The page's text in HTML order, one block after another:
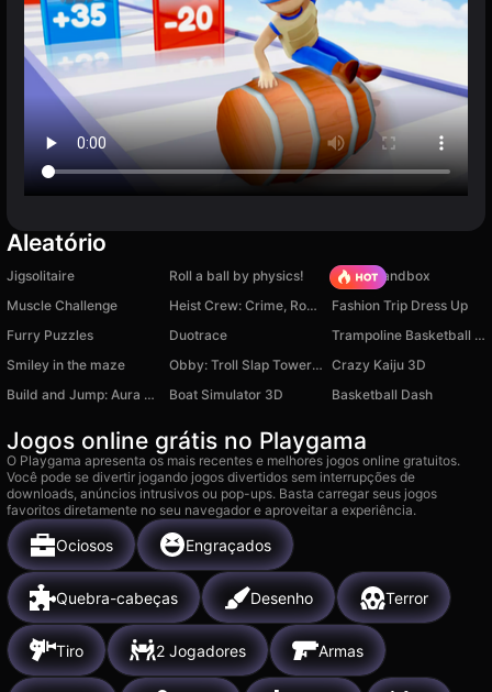
Aleatório
Jigsolitaire Roll a ball by physics!
Melon Sandbox
Muscle Challenge
Heist Crew: Crime, Robbery and Escape
Fashion Trip Dress Up
Furry Puzzles
Duotrace
Trampoline Basketball 3D
Smiley in the maze
Obby: Troll Slap Tower Online Crazy Kaiju 3D
Build and Jump: Aura Obby Tower
Boat Simulator 3D Basketball Dash
Jogos online grátis no Playgama
O Playgama apresenta os mais recentes e melhores jogos online gratuitos.
Você pode se divertir jogando jogos divertidos sem interrupções de
downloads, anúncios intrusivos ou pop-ups. Basta carregar seus jogos
favoritos diretamente no seu navegador e aproveitar a experiência.
Ociosos Engraçados
Quebra-cabeças Desenho Terror
Tiro 2 Jogadores Armas